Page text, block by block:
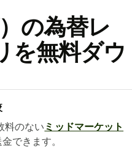
の為替レ
を無料ダウ
料のない ミッドマーケット
できます。